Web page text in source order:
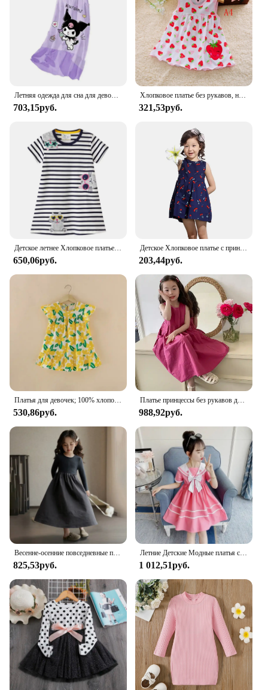
703,15руб.
Хлопковое платье без рукавов, на возраст 0-24 месяца
321,53руб.
650,06руб.
Детское Хлопковое платье с принтом, на возраст 1-6 лет
203,44руб.
Платья для девочек; 100% хлопок; Детская одежда; Летняя детская одежда; Вечерние для девочек; Модная одежда принцессы; Пляжные Платья с цветочным узором
530,86руб.
Платье принцессы без рукавов для девочек, летнее однотонное хлопковое платье с большой юбкой, верхняя одежда, повседневный однотонный простой стиль
988,92руб.
Весенне-осенние повседневные платья для девочек, однотонное лоскутное пушистое платье с оборками, женское платье принцессы, хлопковая детская одежда
825,53руб.
Летние Детские Модные платья с матросским воротником, хлопковая однотонная одежда средней длины для девочек, платья принцессы
1 012,51руб.